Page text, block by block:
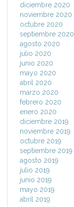
diciembre 2020
noviembre 2020
octubre 2020
septiembre 2020
agosto 2020
julio 2020
junio 2020
mayo 2020
abril 2020
marzo 2020
febrero 2020
enero 2020
diciembre 2019
noviembre 2019
octubre 2019
septiembre 2019
agosto 2019
julio 2019
junio 2019
mayo 2019
abril 2019